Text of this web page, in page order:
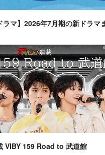
ラマ】2026年7月期の新ドラマ
VIBY 159 Road to 武道館